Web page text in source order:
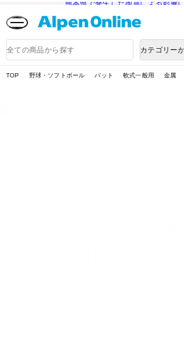
熊本県で発生した地震による影響
品
検
カテゴリー
TOP 野球・ソフトボール バット 軟式一般用 金属